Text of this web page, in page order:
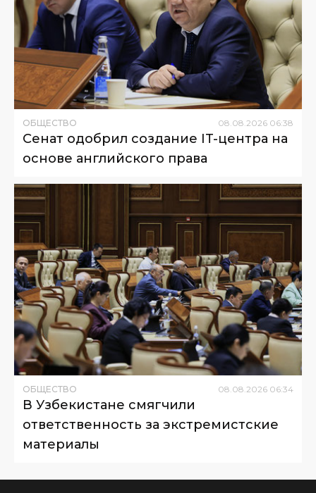
ОБЩЕСТВО 08.08.2026 06:38
Сенат одобрил создание IT-центра на
основе английского права
ОБЩЕСТВО 08.08.2026 06:34
В Узбекистане смягчили
ответственность за экстремистские
материалы